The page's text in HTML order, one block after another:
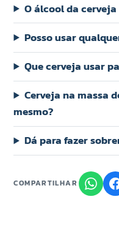
O álcool da
Posso usar
Que cerveja usar
Cerveja na massa
mesmo?
Dá para fazer
COMPARTILHAR